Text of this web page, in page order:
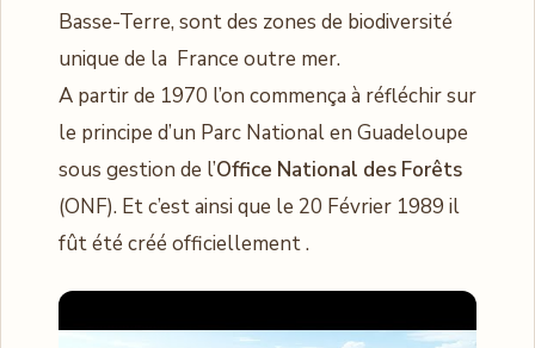
Basse-Terre, sont des zones de biodiversité
unique de la France outre mer.
A partir de 1970 l’on commença à réfléchir sur
le principe d’un Parc National en Guadeloupe
sous gestion de l’Office National des Forêts
(ONF). Et c’est ainsi que le 20 Février 1989 il
fût été créé officiellement .